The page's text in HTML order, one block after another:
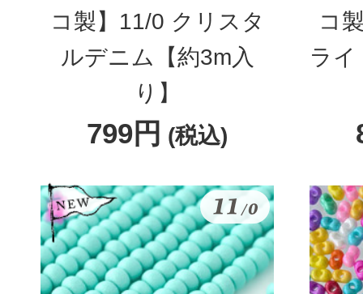
コ製】11/0 クリスタ
ルデニム【約3m入
り】
799円 (税込)
コ
ラ